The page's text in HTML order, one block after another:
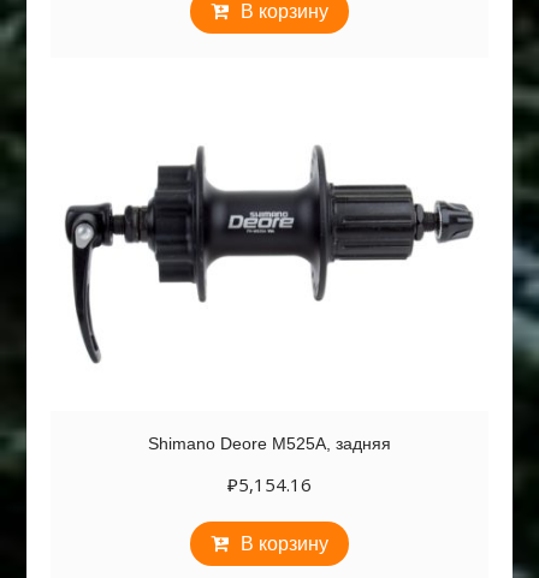
В корзину
Shimano Deore M525A, задняя
₽5,154.16
В корзину